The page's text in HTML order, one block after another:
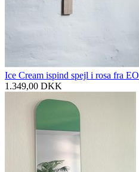
Ice Cream ispind spejl i rosa fra EO
1.349,00 DKK